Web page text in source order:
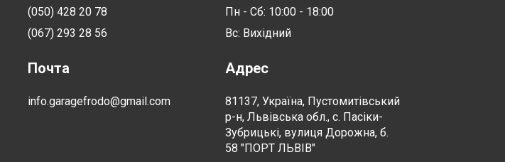
(050) 428 20 78
(067) 293 28 56
Почта
info.garagefrodo@gmail.com
Пн - Сб: 10:00 - 18:00
Вс: Вихідний
Адрес
81137, Україна, Пустомитівський
р-н, Львівська обл., с. Пасіки-
Зубрицькі, вулиця Дорожна, б.
58 "ПОРТ ЛЬВІВ"